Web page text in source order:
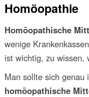
Homöopathie
Homöopathische
wenige
ist wichtig, zu wissen,
Man sollte sich genau
homöopathische